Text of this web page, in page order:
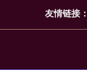
友情链接：